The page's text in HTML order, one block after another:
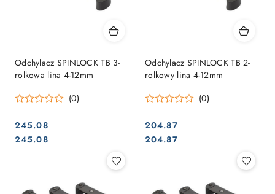
Odchylacz SPINLOCK TB 3-
rolkowa lina 4-12mm
(0)
Cena:
245.08
Cena:
245.08
Odchylacz SPINLOCK TB 2-
rolkowy lina 4-12mm
(0)
Cena:
204.87
Cena:
204.87